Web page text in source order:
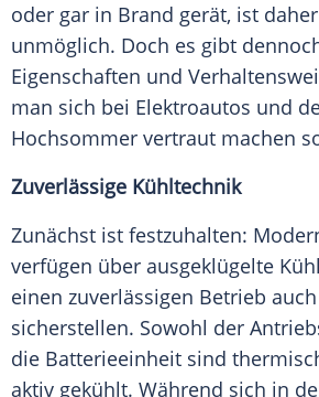
oder gar in Brand gerät, ist
unmöglich. Doch es gibt
Eigenschaften und
man sich bei Elektroautos und
Hochsommer vertraut machen
Zuverlässige Kühltechnik
Zunächst ist festzuhalten:
verfügen über ausgeklügelte
einen zuverlässigen Betrieb
sicherstellen. Sowohl der
die Batterieeinheit sind
aktiv gekühlt. Während sich in